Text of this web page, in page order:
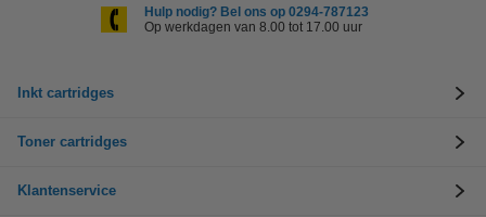
Hulp nodig? Bel ons op 0294-787123
Op werkdagen van 8.00 tot 17.00 uur
Inkt cartridges
Toner cartridges
Klantenservice